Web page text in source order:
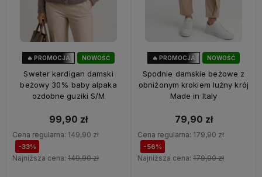
NOWOŚĆ
🔥 PROMOCJA
Sweter kardigan damski
beżowy 30% baby alpaka
ozdobne guziki S/M
99,90 zł
Cena regularna: 149,90 zł
-33%
Najniższa cena: 149,90 zł
NOWOŚĆ
🔥 PROMOCJA
Spodnie damskie beżowe z
obniżonym krokiem luźny krój
Made in Italy
79,90 zł
Cena regularna: 179,90 zł
-56%
Najniższa cena: 179,90 zł